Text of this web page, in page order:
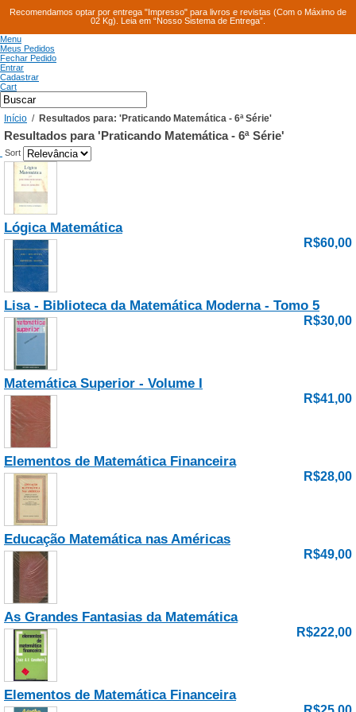
Recomendamos optar por entrega "Impresso" para livros e revistas (Com o Máximo de
02 Kg). Leia em “Nosso Sistema de Entrega”.
Menu
Meus Pedidos
Fechar Pedido
Entrar
Cadastrar
Cart
Início / Resultados para: 'Praticando Matemática - 6ª Série'
Resultados para 'Praticando Matemática - 6ª Série'
Sort
Lógica Matemática
R$60,00
Lisa - Biblioteca da Matemática Moderna - Tomo 5
R$30,00
Matemática Superior - Volume I
R$41,00
Elementos de Matemática Financeira
R$28,00
Educação Matemática nas Américas
R$49,00
As Grandes Fantasias da Matemática
R$222,00
Elementos de Matemática Financeira